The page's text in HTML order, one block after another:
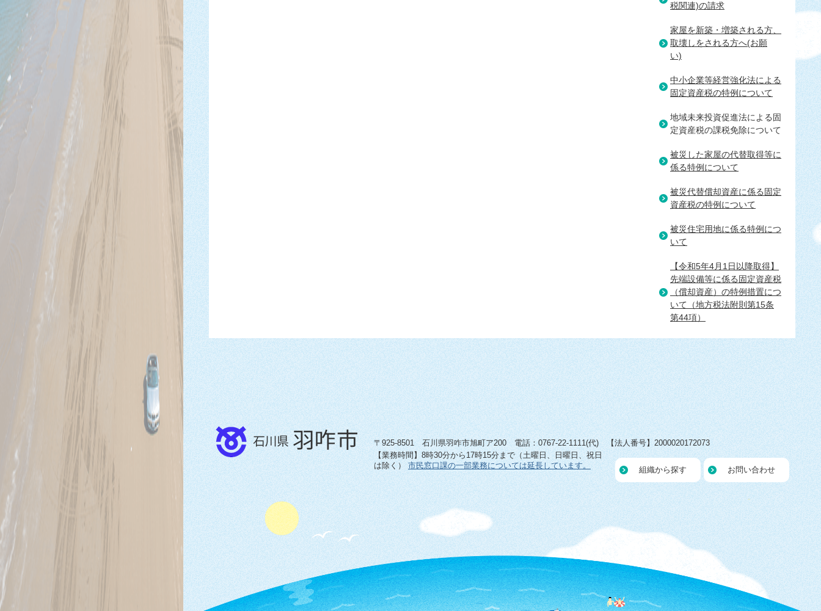
税関連)の請求
家屋を新築・増築される方、
取壊しをされる方へ(お願
い)
中小企業等経営強化法による
固定資産税の特例について
地域未来投資促進法による固
定資産税の課税免除について
被災した家屋の代替取得等に
係る特例について
被災代替償却資産に係る固定
資産税の特例について
被災住宅用地に係る特例につ
いて
【令和5年4月1日以降取得】
先端設備等に係る固定資産税
（償却資産）の特例措置につ
いて（地方税法附則第15条
第44項）
〒925-8501 石川県羽咋市旭町ア200 電話：0767-22-1111(代) 【法人番号】2000020172073
【業務時間】8時30分から17時15分まで（土曜日、日曜日、祝日
は除く） 市民窓口課の一部業務については延長しています。 組織から探す お問い合わせ